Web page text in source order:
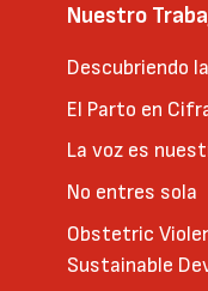
Nuestro
Descubriendo
El Parto en
La voz es
No entres sola
Obstetric
Sustainable